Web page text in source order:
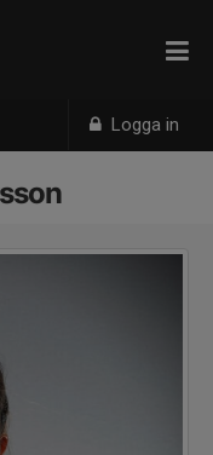
Logga in